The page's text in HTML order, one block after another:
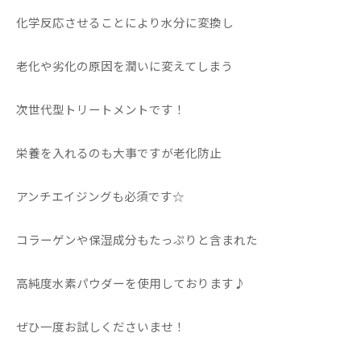
化学反応させることにより水分に変換し
老化や劣化の原因を潤いに変えてしまう
次世代型トリートメントです！
栄養を入れるのも大事ですが老化防止
アンチエイジングも必須です☆
コラーゲンや保湿成分もたっぷりと含まれた
高純度水素パウダーを使用しております♪
ぜひ一度お試しくださいませ！